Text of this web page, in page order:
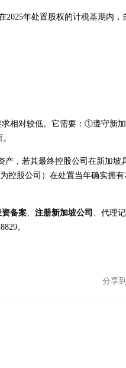
2025年处置股权的计税基期内，
求相对较低。它需要：①遵守新
产，若其最终控股公司在新加坡
控股公司）在处置当年确实拥有
备案、 注册新加坡公司 、代理记
。
分享